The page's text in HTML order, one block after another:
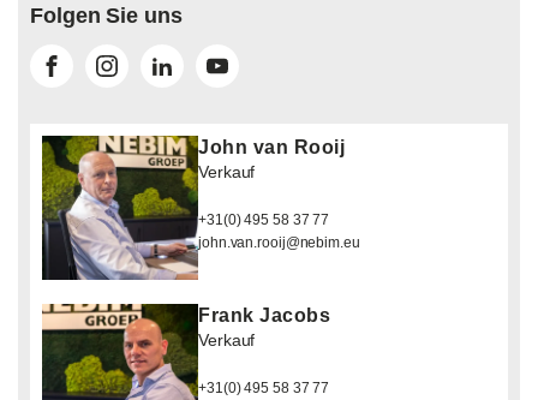
Folgen Sie uns
John van Rooij
Verkauf
+31(0) 495 58 37 77
john.van.rooij@nebim.eu
Frank Jacobs
Verkauf
+31(0) 495 58 37 77